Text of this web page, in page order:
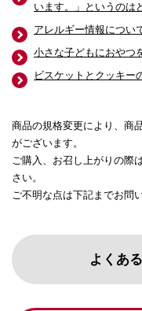
います。」というのは
アレルギー情報につい
小さな子どもにおやつ
ビスケットとクッキー
商品の規格変更により、商
がございます。
ご購入、お召し上がりの際
さい。
ご不明な点は下記までお問
よくあ